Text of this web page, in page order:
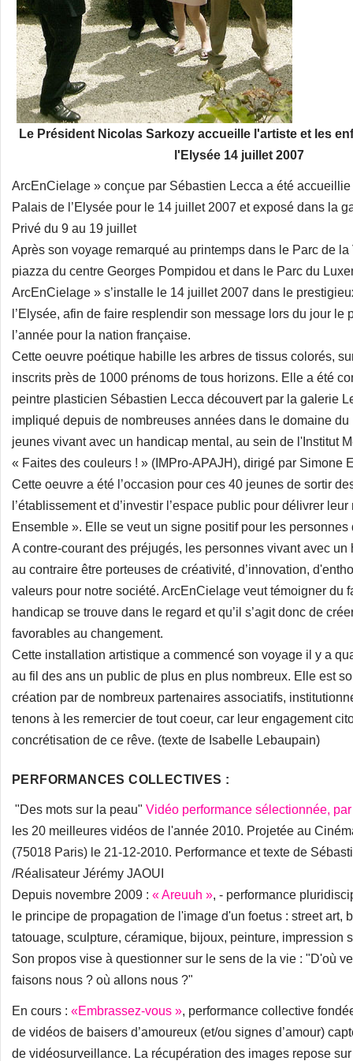
Le Président Nicolas Sarkozy accueille l'artiste et les
l'Elysée 14 juillet 2007
ArcEnCielage » conçue par Sébastien Lecca a été
Palais de l’Elysée pour le 14 juillet 2007 et exposé dans la
Privé du 9 au 19 juillet
Après son voyage remarqué au printemps dans le Parc de la
piazza du centre Georges Pompidou et dans le Parc du
ArcEnCielage » s’installe le 14 juillet 2007 dans le
l’Elysée, afin de faire resplendir son message lors du jour le
l’année pour la nation française.
Cette oeuvre poétique habille les arbres de tissus colorés,
inscrits près de 1000 prénoms de tous horizons. Elle a été
peintre plasticien Sébastien Lecca découvert par la galerie
impliqué depuis de nombreuses années dans le domaine du
jeunes vivant avec un handicap mental, au sein de l'Institut
« Faites des couleurs ! » (IMPro-APAJH), dirigé par Simone
Cette oeuvre a été l’occasion pour ces 40 jeunes de sortir
l’établissement et d’investir l’espace public pour délivrer
Ensemble ». Elle se veut un signe positif pour les personnes
A contre-courant des préjugés, les personnes vivant avec un
au contraire être porteuses de créativité, d’innovation,
valeurs pour notre société. ArcEnCielage veut témoigner du
handicap se trouve dans le regard et qu’il s’agit donc de
favorables au changement.
Cette installation artistique a commencé son voyage il y a
au fil des ans un public de plus en plus nombreux. Elle est
création par de nombreux partenaires associatifs,
tenons à les remercier de tout coeur, car leur engagement
concrétisation de ce rêve. (texte de Isabelle Lebaupain)
PERFORMANCES COLLECTIVES :
"Des mots sur la peau" Vidéo performance sélectionnée,
les 20 meilleures vidéos de l'année 2010. Projetée au
(75018 Paris) le 21-12-2010. Performance et texte de
/Réalisateur Jérémy JAOUI
Depuis novembre 2009 : « Areuuh », - performance
le principe de propagation de l'image d'un foetus : street art,
tatouage, sculpture, céramique, bijoux, peinture, impression
Son propos vise à questionner sur le sens de la vie : "D'où
faisons nous ? où allons nous ?"
En cours : «Embrassez-vous », performance collective
de vidéos de baisers d’amoureux (et/ou signes d’amour)
de vidéosurveillance. La récupération des images repose